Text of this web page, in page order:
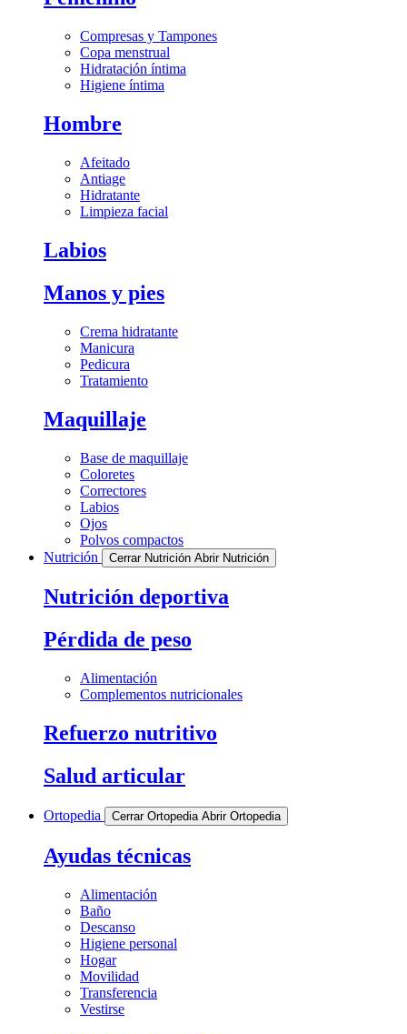
Compresas y Tampones
Copa menstrual
Hidratación íntima
Higiene íntima
Hombre
Afeitado
Antiage
Hidratante
Limpieza facial
Labios
Manos y pies
Crema hidratante
Manicura
Pedicura
Tratamiento
Maquillaje
Base de maquillaje
Coloretes
Correctores
Labios
Ojos
Polvos compactos
Nutrición
Cerrar Nutrición Abrir Nutrición
Nutrición deportiva
Pérdida de peso
Alimentación
Complementos nutricionales
Refuerzo nutritivo
Salud articular
Ortopedia Cerrar Ortopedia Abrir Ortopedia
Ayudas técnicas
Alimentación
Baño
Descanso
Higiene personal
Hogar
Movilidad
Transferencia
Vestirse